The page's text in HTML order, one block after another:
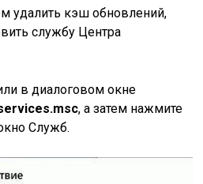
кэш обновлений,
службу Центра
в диалоговом окне
, а затем нажмите
Служб.